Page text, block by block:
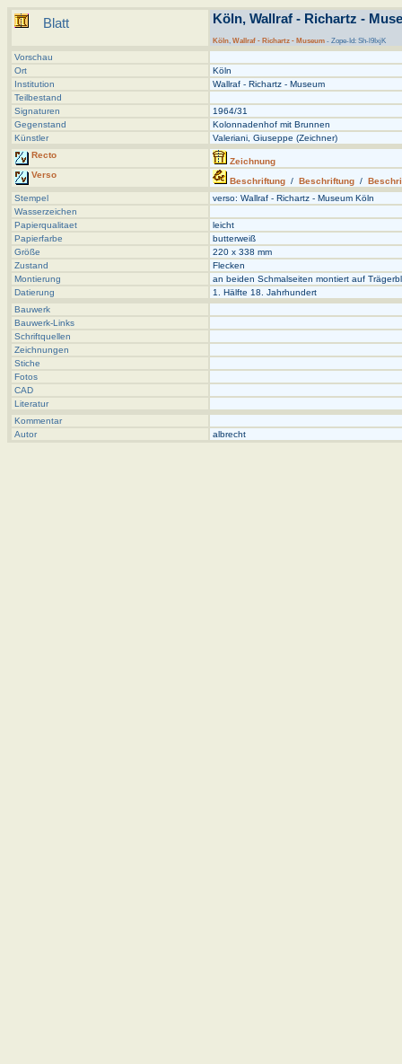
Blatt Köln, Wallraf - Richartz -
Köln, Wallraf - Richartz - Museum - Zope-Id: Sh-l9IxjK
Vorschau
Ort
Köln
Institution
Wallraf - Richartz - Museum
Teilbestand
Signaturen
1964/31
Gegenstand
Kolonnadenhof mit Brunnen
Künstler
Valeriani, Giuseppe (Zeichner)
Recto
Zeichnung
Verso
Beschriftung / Beschriftung /
Stempel
verso: Wallraf - Richartz - Museum Köln
Wasserzeichen
Papierqualitaet
leicht
Papierfarbe
butterweiß
Größe
220 x 338 mm
Zustand
Flecken
Montierung
an beiden Schmalseiten montiert auf
Datierung
1. Hälfte 18. Jahrhundert
Bauwerk
Bauwerk-Links
Schriftquellen
Zeichnungen
Stiche
Fotos
CAD
Literatur
Kommentar
Autor
albrecht